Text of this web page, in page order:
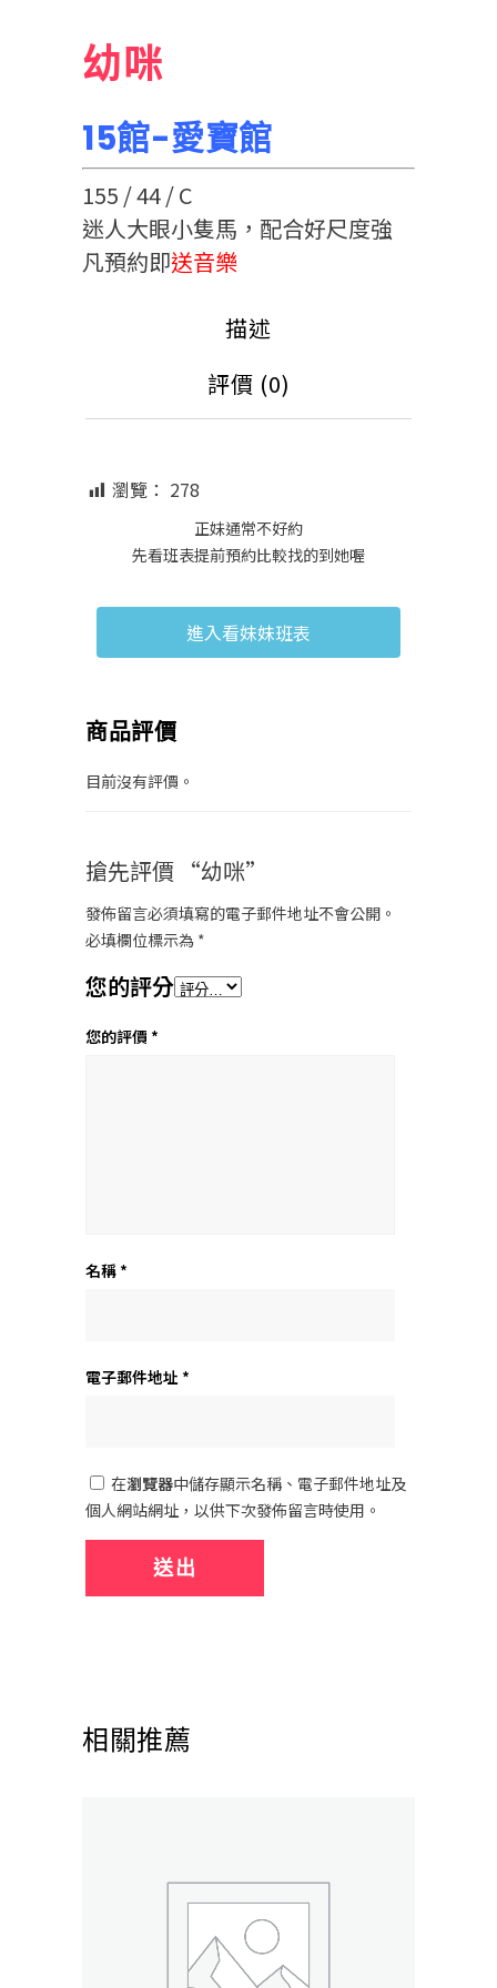
幼咪
15館-愛寶館
155 / 44 / C
迷人大眼小隻馬，配合好尺度強
凡預約即送音樂
描述
評價 (0)
瀏覽： 278
正妹通常不好約
先看班表提前預約比較找的到她喔
進入看妹妹班表
商品評價
目前沒有評價。
搶先評價 “幼咪”
發佈留言必須填寫的電子郵件地址不會公開。
必填欄位標示為 *
您的評分
您的評價 *
名稱 *
電子郵件地址 *
在瀏覽器中儲存顯示名稱、電子郵件地址及
個人網站網址，以供下次發佈留言時使用。
相關推薦